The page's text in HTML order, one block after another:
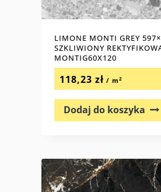
LIMONE MONTI GREY
SZKLIWIONY
MONTIG60X120
118,23zł / m2
Dodaj do koszyka